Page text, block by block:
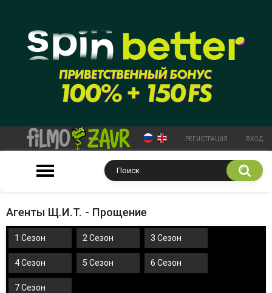
РЕГИСТРАЦИЯ ВХОД
Агенты Щ.И.Т. - Прощение
1 Сезон 2 Сезон 3 Сезон
4 Сезон 5 Сезон 6 Сезон
7 Сезон